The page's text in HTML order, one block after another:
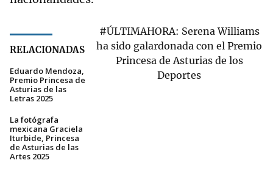
RELACIONADAS
Eduardo Mendoza,
Premio Princesa de
Asturias de las
Letras 2025
La fotógrafa
mexicana Graciela
Iturbide, Princesa
de Asturias de las
Artes 2025
#ÚLTIMAHORA: Serena Williams
ha sido galardonada con el Premio
Princesa de Asturias de los
Deportes